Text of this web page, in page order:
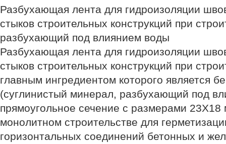
Разбухающая лента для гидроизоляции
стыков строительных конструкций при
разбухающий под влиянием воды
Разбухающая лента для гидроизоляции
стыков строительных конструкций при
главным ингредиентом которого является
(суглинистый минерал, разбухающий под
прямоугольное сечение с размерами 23Х18
монолитном строительстве для
горизонтальных соединений бетонных и